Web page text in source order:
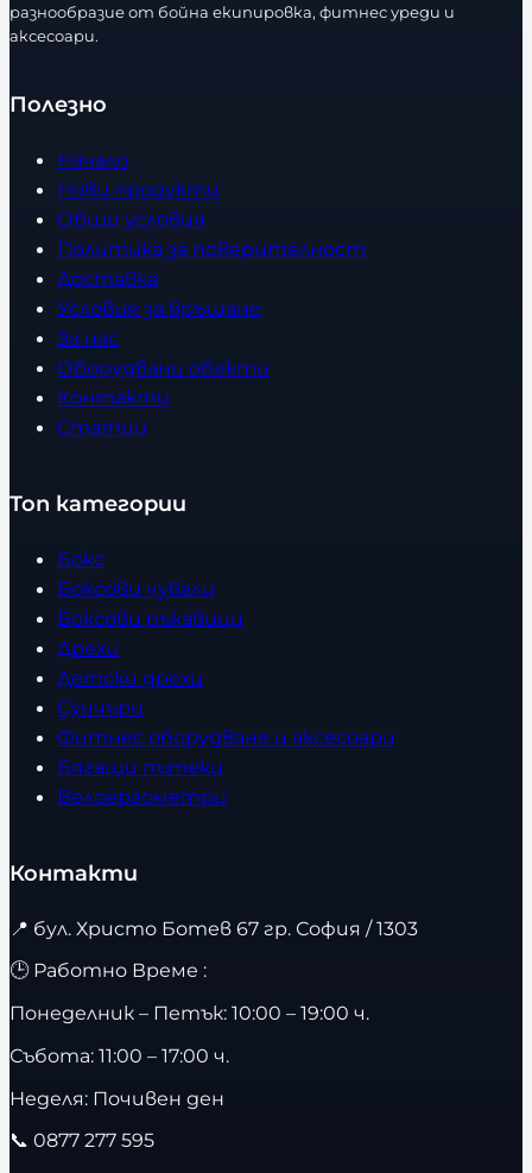
разнообразие от бойна екипировка, фитнес уреди и
аксесоари.
Полезно
Начало
Нови продукти
Общи условия
Политика за поверителност
Доставка
Условия за връщане
За нас
Оборудвани обекти
Контакти
Статии
Топ категории
Бокс
Боксови чували
Боксови ръкавици
Дрехи
Детски дрехи
Суичъри
Фитнес оборудване и аксесоари
Бягащи пътеки
Велоергометри
Контакти
📍 бул. Христо Ботев 67 гр. София / 1303
🕒 Работно Време :
Понеделник – Петък: 10:00 – 19:00 ч.
Събота: 11:00 – 17:00 ч.
Неделя: Почивен ден
📞 0877 277 595